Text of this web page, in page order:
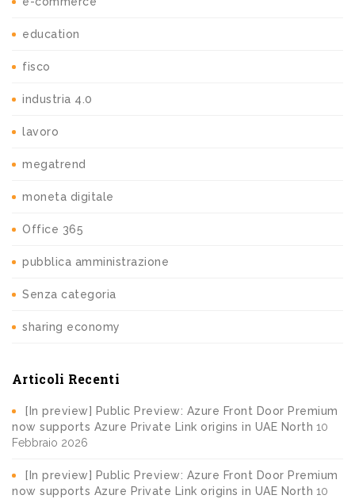
education
fisco
industria 4.0
lavoro
megatrend
moneta digitale
Office 365
pubblica amministrazione
Senza categoria
sharing economy
Articoli Recenti
[In preview] Public Preview: Azure Front Door Premium
now supports Azure Private Link origins in UAE North 10
Febbraio 2026
[In preview] Public Preview: Azure Front Door Premium
now supports Azure Private Link origins in UAE North 10